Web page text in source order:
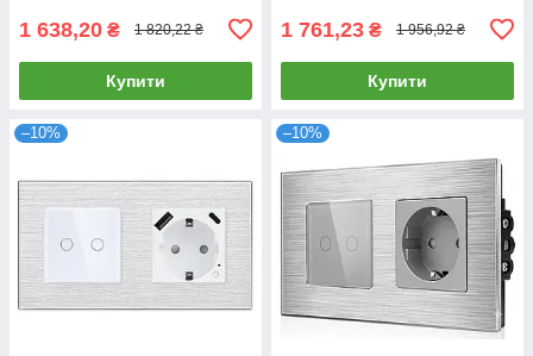
1 638,20 ₴ 1 820,22 ₴
Купити
1 761,23 ₴ 1 956,92 ₴
Купити
–10% –10%